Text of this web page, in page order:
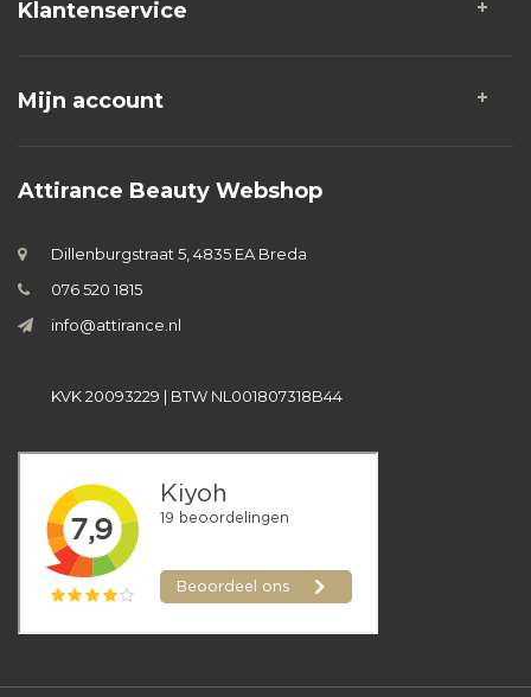
Klantenservice
Mijn account
Attirance Beauty Webshop
Dillenburgstraat 5, 4835 EA Breda
076 520 1815
info@attirance.nl
KVK 20093229 | BTW NL001807318B44